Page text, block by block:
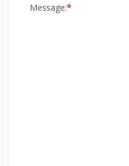
Message: